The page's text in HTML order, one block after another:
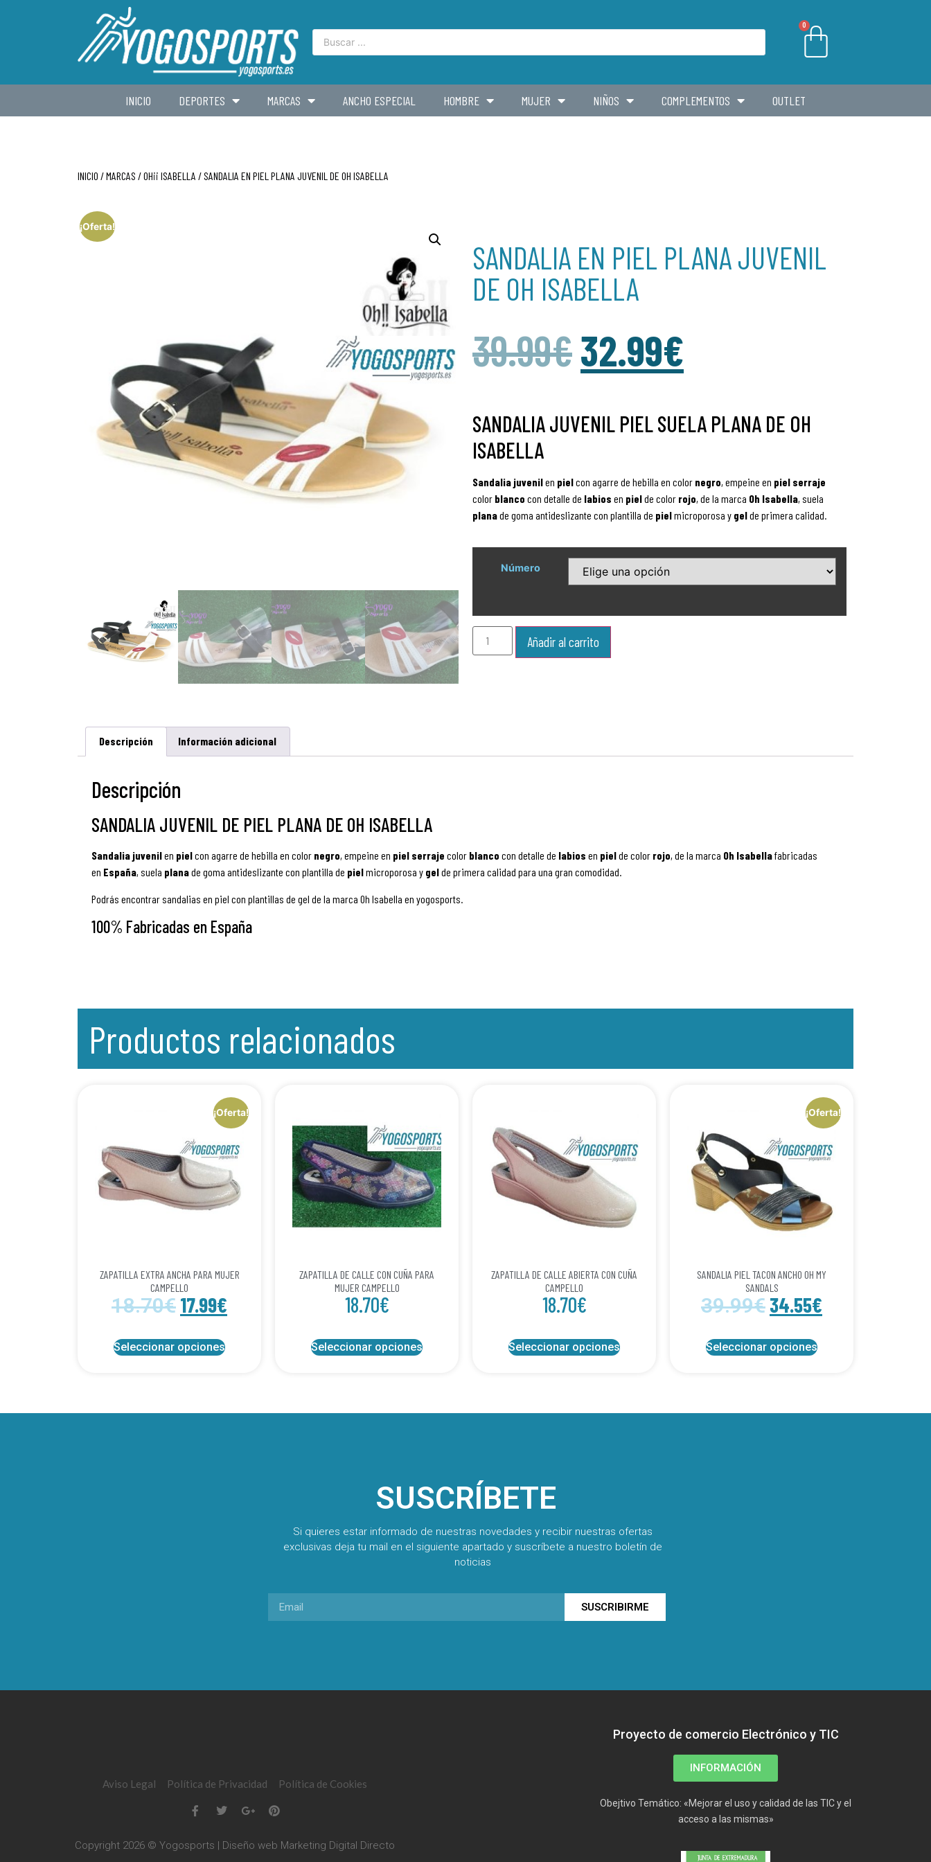
0
INICIO DEPORTES MARCAS ANCHO ESPECIAL HOMBRE MUJER NIÑOS COMPLEMENTOS OUTLET
INICIO /MARCAS /OH¡¡ ISABELLA / SANDALIA EN PIEL PLANA JUVENIL DE OH ISABELLA
¡Oferta!
SANDALIA EN PIEL PLANA JUVENIL
DE OH ISABELLA
39.99€32.99€
SANDALIA JUVENIL PIEL SUELA PLANA DE OH
ISABELLA
Sandalia juvenilen pielcon agarre de hebilla en color negro, empeine en piel serraje
color blanco con detalle de labios en pielde color rojo, de la marca Oh Isabella, suela
planade goma antideslizante con plantilla de pielmicroporosa y gelde primera calidad.
Número
Añadir al carrito
Descripción Información adicional
Descripción
SANDALIA JUVENIL DE PIEL PLANA DE OH ISABELLA
Sandalia juvenilen pielcon agarre de hebilla en color negro, empeine en piel serraje color blanco con detalle de labios en pielde color rojo, de la marca Oh Isabellafabricadas
en España, suela planade goma antideslizante con plantilla de pielmicroporosa y gelde primera calidad para una gran comodidad.
Podrás encontrar sandalias en piel con plantillas de gel de la marca Oh Isabella en yogosports.
100% Fabricadas en España
Productos relacionados
¡Oferta!
ZAPATILLA EXTRA ANCHA PARA MUJER
CAMPELLO
18.70€ 17.99€
Seleccionar opciones
ZAPATILLA DE CALLE CON CUÑA PARA
MUJER CAMPELLO
18.70€
Seleccionar opciones
ZAPATILLA DE CALLE ABIERTA CON CUÑA
CAMPELLO
18.70€
Seleccionar opciones
¡Oferta!
SANDALIA PIEL TACON ANCHO OH MY
SANDALS
39.99€ 34.55€
Seleccionar opciones
SUSCRÍBETE
Si quieres estar informado de nuestras novedades y recibir nuestras ofertas
exclusivas deja tu mail en el siguiente apartado y suscríbete a nuestro boletín de
noticias
SUSCRIBIRME
Aviso Legal Política de Privacidad Política de Cookies
Copyright 2026 © Yogosports | Diseño web Marketing Digital Directo
Proyecto de comercio Electrónico y TIC
INFORMACIÓN
Obejtivo Temático: «Mejorar el uso y calidad de las TIC y el
acceso a las mismas»